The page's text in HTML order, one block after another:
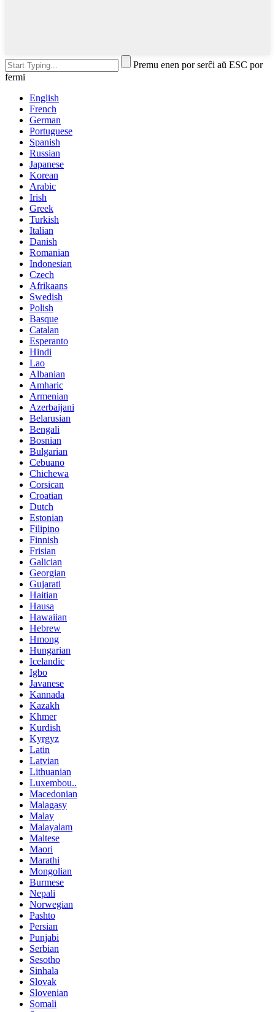
Premu enen por serĉi aŭ ESC por
fermi
English
French
German
Portuguese
Spanish
Russian
Japanese
Korean
Arabic
Irish
Greek
Turkish
Italian
Danish
Romanian
Indonesian
Czech
Afrikaans
Swedish
Polish
Basque
Catalan
Esperanto
Hindi
Lao
Albanian
Amharic
Armenian
Azerbaijani
Belarusian
Bengali
Bosnian
Bulgarian
Cebuano
Chichewa
Corsican
Croatian
Dutch
Estonian
Filipino
Finnish
Frisian
Galician
Georgian
Gujarati
Haitian
Hausa
Hawaiian
Hebrew
Hmong
Hungarian
Icelandic
Igbo
Javanese
Kannada
Kazakh
Khmer
Kurdish
Kyrgyz
Latin
Latvian
Lithuanian
Luxembou..
Macedonian
Malagasy
Malay
Malayalam
Maltese
Maori
Marathi
Mongolian
Burmese
Nepali
Norwegian
Pashto
Persian
Punjabi
Serbian
Sesotho
Sinhala
Slovak
Slovenian
Somali